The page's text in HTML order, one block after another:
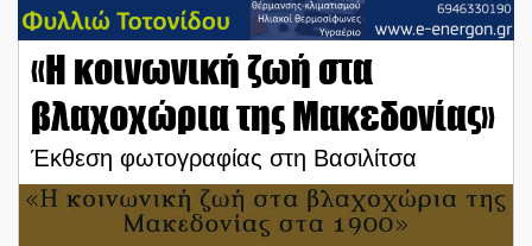
«Η κοινωνική ζωή στα
βλαχοχώρια της Μακεδονίας»
Έκθεση φωτογραφίας στη Βασιλίτσα